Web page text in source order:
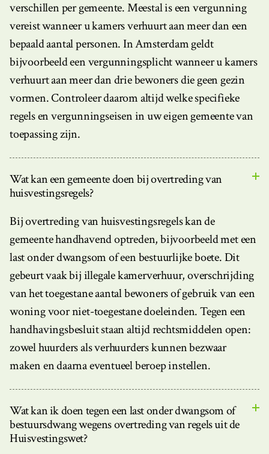
verschillen per gemeente. Meestal is een vergunning
vereist wanneer u kamers verhuurt aan meer dan een
bepaald aantal personen. In Amsterdam geldt
bijvoorbeeld een vergunningsplicht wanneer u kamers
verhuurt aan meer dan drie bewoners die geen gezin
vormen. Controleer daarom altijd welke specifieke
regels en vergunningseisen in uw eigen gemeente van
toepassing zijn.
Wat kan een gemeente doen bij overtreding van
huisvestingsregels?
Bij overtreding van huisvestingsregels kan de
gemeente handhavend optreden, bijvoorbeeld met een
last onder dwangsom of een bestuurlijke boete. Dit
gebeurt vaak bij illegale kamerverhuur, overschrijding
van het toegestane aantal bewoners of gebruik van een
woning voor niet-toegestane doeleinden. Tegen een
handhavingsbesluit staan altijd rechtsmiddelen open:
zowel huurders als verhuurders kunnen bezwaar
maken en daarna eventueel beroep instellen.
Wat kan ik doen tegen een last onder dwangsom of
bestuursdwang wegens overtreding van regels uit de
Huisvestingswet?